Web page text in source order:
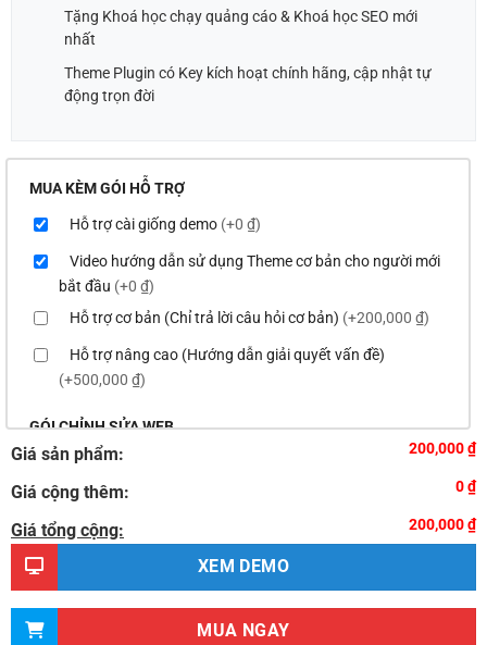
Tặng Khoá học chạy quảng cáo & Khoá học SEO mới
nhất
Theme Plugin có Key kích hoạt chính hãng, cập nhật tự
động trọn đời
MUA KÈM GÓI HỖ TRỢ
Hỗ trợ cài giống demo (+0 ₫)
Video hướng dẫn sử dụng Theme cơ bản cho người mới
bắt đầu (+0 ₫)
Hỗ trợ cơ bản (Chỉ trả lời câu hỏi cơ bản) (+200,000 ₫)
Hỗ trợ nâng cao (Hướng dẫn giải quyết vấn đề)
(+500,000 ₫)
GÓI CHỈNH SỬA WEB
Thay logo & thông tin doanh nghiệp
Đổi màu chủ đạo của theme theo tông màu của logo
(+200,000 ₫)
Sửa danh mục và sắp xếp lại thanh menu chuẩn
Thay đổi bố cục trang chủ (đơn giản)(+500,000 ₫)
Giá sản phẩm: 200,000 ₫
Giá cộng thêm: 0 ₫
Giá tổng cộng: 200,000 ₫
XEM DEMO
MUA NGAY